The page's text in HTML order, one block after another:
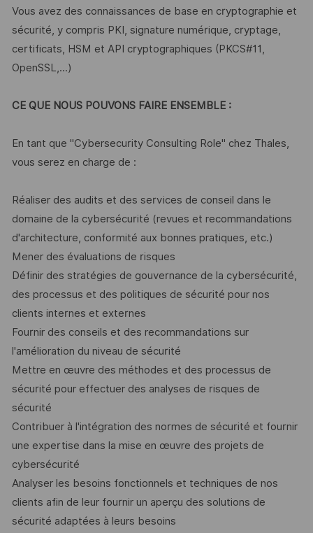
Vous avez des connaissances de base en cryptographie et
sécurité, y compris PKI, signature numérique, cryptage,
certificats, HSM et API cryptographiques (PKCS#11,
OpenSSL,...)
CE QUE NOUS POUVONS FAIRE ENSEMBLE :
En tant que "Cybersecurity Consulting Role" chez Thales,
vous serez en charge de :
Réaliser des audits et des services de conseil dans le
domaine de la cybersécurité (revues et recommandations
d'architecture, conformité aux bonnes pratiques, etc.)
Mener des évaluations de risques
Définir des stratégies de gouvernance de la cybersécurité,
des processus et des politiques de sécurité pour nos
clients internes et externes
Fournir des conseils et des recommandations sur
l'amélioration du niveau de sécurité
Mettre en œuvre des méthodes et des processus de
sécurité pour effectuer des analyses de risques de
sécurité
Contribuer à l'intégration des normes de sécurité et fournir
une expertise dans la mise en œuvre des projets de
cybersécurité
Analyser les besoins fonctionnels et techniques de nos
clients afin de leur fournir un aperçu des solutions de
sécurité adaptées à leurs besoins